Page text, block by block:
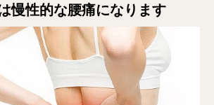
慢性的な腰痛になります